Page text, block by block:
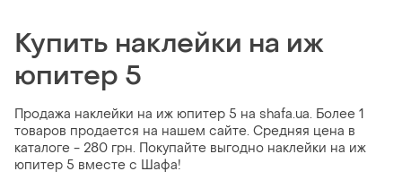
Купить наклейки на иж
юпитер 5
Продажа наклейки на иж юпитер 5 на shafa.ua. Более 1
товаров продается на нашем сайте. Средняя цена в
каталоге - 280 грн. Покупайте выгодно наклейки на иж
юпитер 5 вместе с Шафа!